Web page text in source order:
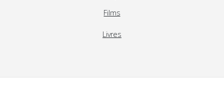
Films
Livres